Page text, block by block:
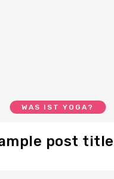
WAS IST YOGA?
post